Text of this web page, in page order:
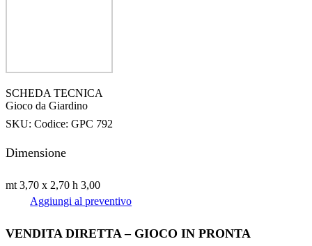
SCHEDA TECNICA
Gioco da Giardino
SKU: Codice: GPC 792
Dimensione
mt 3,70 x 2,70 h 3,00
Aggiungi al preventivo
VENDITA DIRETTA – GIOCO IN PRONTA